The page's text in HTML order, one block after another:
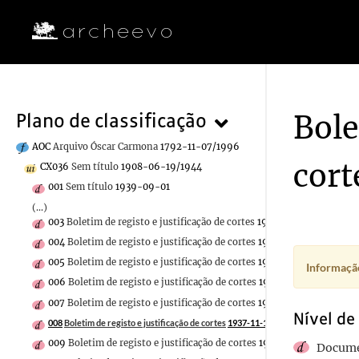
Plano de classificação
AOC Arquivo Óscar Carmona 1792-11-07/1996
CX036 Sem título 1908-06-19/1944
001 Sem título 1939-09-01
(...)
003 Boletim de registo e justificação de cortes 1937-11-17
004 Boletim de registo e justificação de cortes 1937-11-16
005 Boletim de registo e justificação de cortes 1937-11-15
006 Boletim de registo e justificação de cortes 1937-11-13
007 Boletim de registo e justificação de cortes 1937-11-12
008Boletim de registo e justificação de cortes 1937-11-11
009 Boletim de registo e justificação de cortes 1937-11-10
Nível